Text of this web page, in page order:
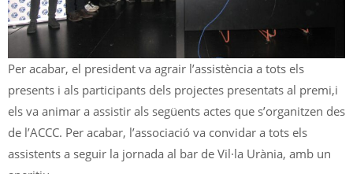
Per acabar, el president va agrair l’assistència a tots els
presents i als participants dels projectes presentats al premi,i
els va animar a assistir als següents actes que s’organitzen des
de l’ACCC. Per acabar, l’associació va convidar a tots els
assistents a seguir la jornada al bar de Vil·la Urània, amb un